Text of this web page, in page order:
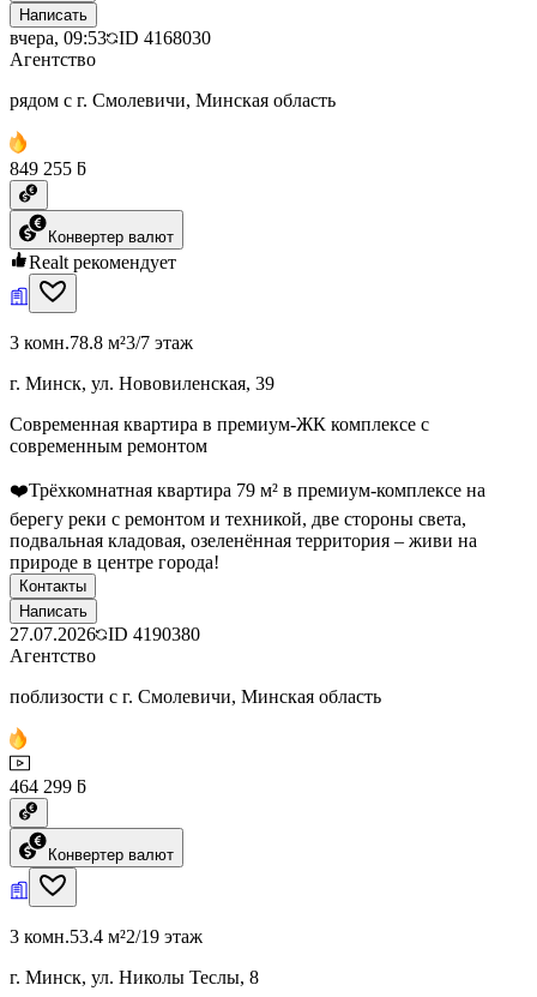
Написать
вчера, 09:53 ID 4168030
Агентство
рядом с г. Смолевичи, Минская область
849 255 ƃ
Конвертер валют
Realt рекомендует
3 комн.78.8 м²3/7 этаж
г. Минск, ул. Нововиленская, 39
Современная квартира в премиум-ЖК комплексе с
современным ремонтом
❤️Трёхкомнатная квартира 79 м² в премиум-комплексе на
берегу реки с ремонтом и техникой, две стороны света,
подвальная кладовая, озеленённая территория – живи на
природе в центре города!
Контакты
Написать
27.07.2026 ID 4190380
Агентство
поблизости с г. Смолевичи, Минская область
464 299 ƃ
Конвертер валют
3 комн.53.4 м²2/19 этаж
г. Минск, ул. Николы Теслы, 8